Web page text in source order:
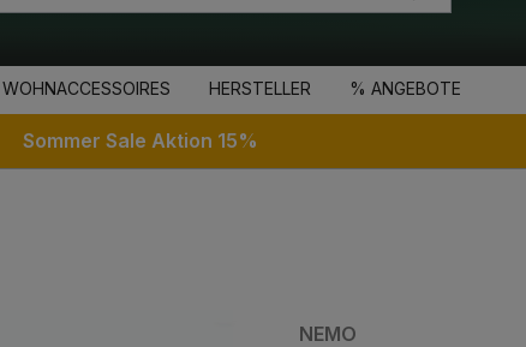
WOHNACCESSOIRES HERSTELLER % ANGEBOTE
Sommer Sale Aktion 15%
NEMO